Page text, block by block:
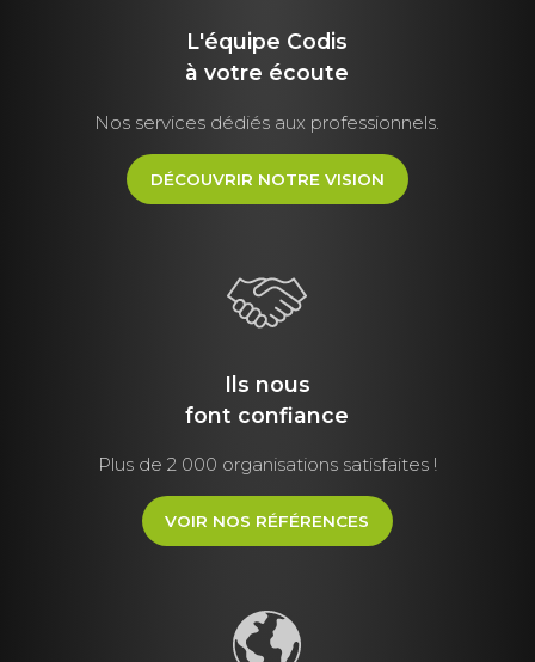
L'équipe Codis
à votre écoute
Nos services dédiés aux professionnels.
DÉCOUVRIR NOTRE VISION
Ils nous
font confiance
Plus de 2 000 organisations satisfaites !
VOIR NOS RÉFÉRENCES